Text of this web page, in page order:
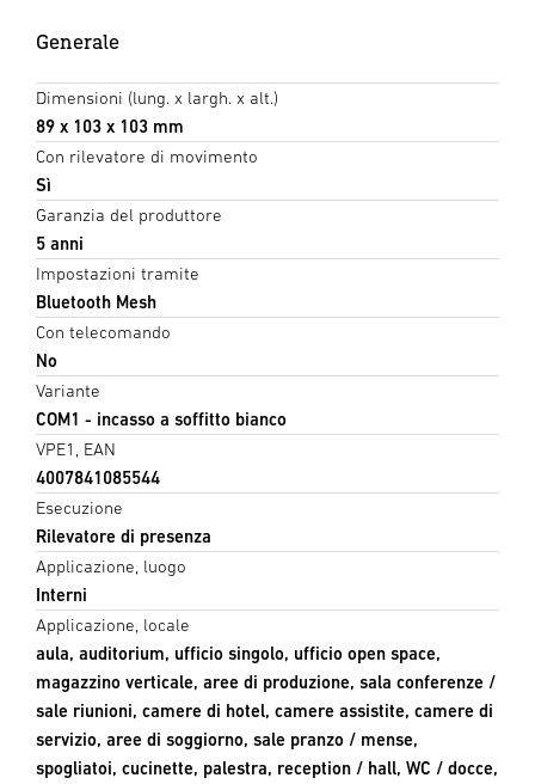
Generale
Dimensioni (lung. x largh. x alt.)
89 x 103 x 103 mm
Con rilevatore di movimento
Sì
Garanzia del produttore
5 anni
Impostazioni tramite
Bluetooth Mesh
Con telecomando
No
Variante
COM1 - incasso a soffitto bianco
VPE1, EAN
4007841085544
Esecuzione
Rilevatore di presenza
Applicazione, luogo
Interni
Applicazione, locale
aula, auditorium, ufficio singolo, ufficio open space,
magazzino verticale, aree di produzione, sala conferenze /
sale riunioni, camere di hotel, camere assistite, camere di
servizio, aree di soggiorno, sale pranzo / mense,
spogliatoi, cucinette, palestra, reception / hall, WC / docce,